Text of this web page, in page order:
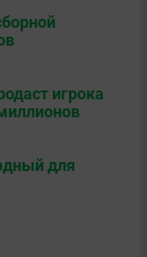
игрока
для